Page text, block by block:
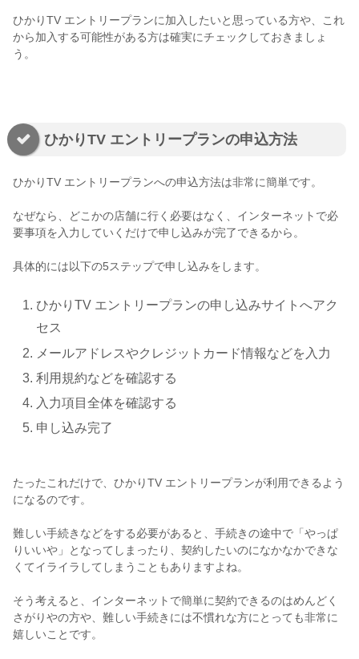
ひかりTV エントリープランに加入したいと思っている方や、これ
から加入する可能性がある方は確実にチェックしておきましょ
う。
ひかりTV エントリープランの申込方法
ひかりTV エントリープランへの申込方法は非常に簡単です。
なぜなら、どこかの店舗に行く必要はなく、インターネットで必
要事項を入力していくだけで申し込みが完了できるから。
具体的には以下の5ステップで申し込みをします。
ひかりTV エントリープランの申し込みサイトへアク
セス
メールアドレスやクレジットカード情報などを入力
利用規約などを確認する
入力項目全体を確認する
申し込み完了
たったこれだけで、ひかりTV エントリープランが利用できるよう
になるのです。
難しい手続きなどをする必要があると、手続きの途中で「やっぱ
りいいや」となってしまったり、契約したいのになかなかできな
くてイライラしてしまうこともありますよね。
そう考えると、インターネットで簡単に契約できるのはめんどく
さがりやの方や、難しい手続きには不慣れな方にとっても非常に
嬉しいことです。